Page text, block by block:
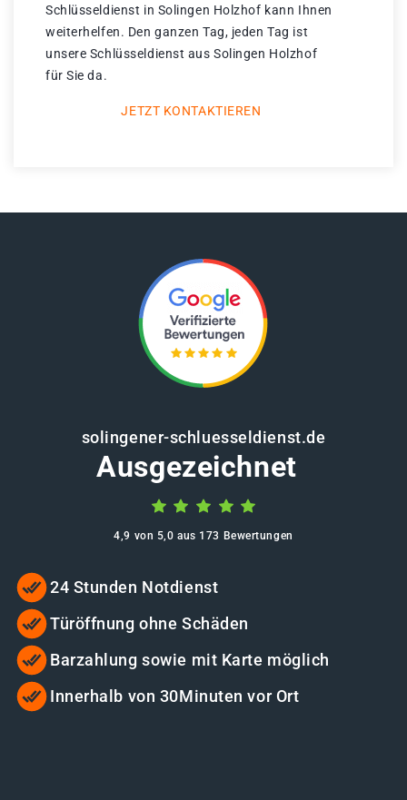
Schlüsseldienst in Solingen Holzhof kann Ihnen
weiterhelfen. Den ganzen Tag, jeden Tag ist
unsere Schlüsseldienst aus Solingen Holzhof
für Sie da.
JETZT KONTAKTIEREN
solingener-schluesseldienst.de
Ausgezeichnet
4,9 von 5,0 aus 173 Bewertungen
24 Stunden Notdienst
Türöffnung ohne Schäden
Barzahlung sowie mit Karte möglich
Innerhalb von 30Minuten vor Ort